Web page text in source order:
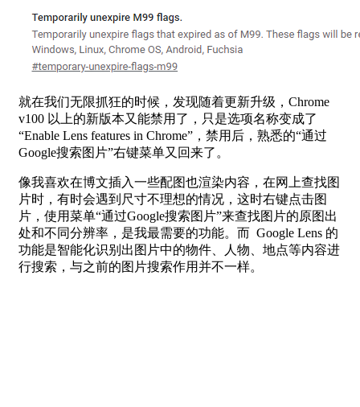
就在我们无限抓狂的时候，发现随着更新升级，Chrome
v100 以上的新版本又能禁用了，只是选项名称变成了
“Enable Lens features in Chrome”，禁用后，熟悉的“通过
Google搜索图片”右键菜单又回来了。
像我喜欢在博文插入一些配图也渲染内容，在网上查找图
片时，有时会遇到尺寸不理想的情况，这时右键点击图
片，使用菜单“通过Google搜索图片”来查找图片的原图出
处和不同分辨率，是我最需要的功能。而 Google Lens 的
功能是智能化识别出图片中的物件、人物、地点等内容进
行搜索，与之前的图片搜索作用并不一样。